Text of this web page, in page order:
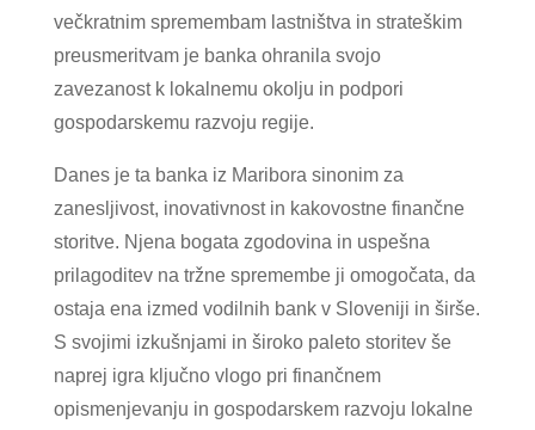
večkratnim spremembam lastništva in strateškim
preusmeritvam je banka ohranila svojo
zavezanost k lokalnemu okolju in podpori
gospodarskemu razvoju regije.
Danes je ta banka iz Maribora sinonim za
zanesljivost, inovativnost in kakovostne finančne
storitve. Njena bogata zgodovina in uspešna
prilagoditev na tržne spremembe ji omogočata, da
ostaja ena izmed vodilnih bank v Sloveniji in širše.
S svojimi izkušnjami in široko paleto storitev še
naprej igra ključno vlogo pri finančnem
opismenjevanju in gospodarskem razvoju lokalne